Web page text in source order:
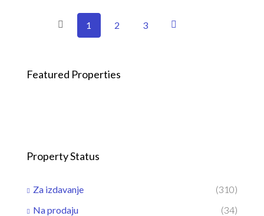
1 2 3
Featured Properties
Property Status
Za izdavanje
(310)
Na prodaju
(34)